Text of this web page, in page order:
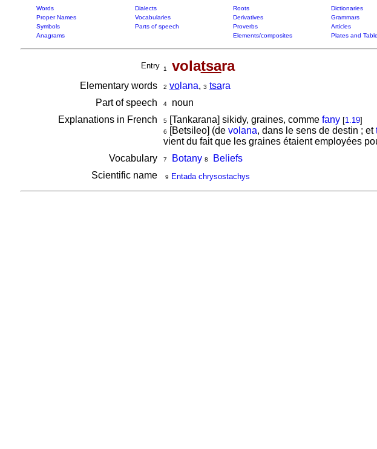
Words Dialects Roots Dictionaries
Proper Names
Vocabularies Derivatives Grammars
Symbols
Parts of speech Proverbs Articles
Anagrams
Elements/composites Plates and
Entry 1 volatsara
Elementary words 2 volana, 3 tsara
Part of speech
4noun
Explanations in French
5[Tankarana] sikidy, graines, comme fany [1.19]
6 [Betsileo] (de volana, dans le sens de destin ; et
vient du fait que les graines étaient employées
Vocabulary 7 Botany 8
Beliefs
Scientific name
9 Entada chrysostachys